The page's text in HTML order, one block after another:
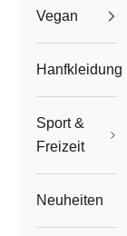
Vegan
Hanfkleidung
Sport &
Freizeit
Neuheiten